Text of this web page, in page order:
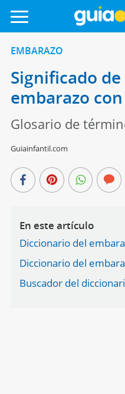
EMBARAZO
Significado
embarazo
Glosario de
Guiainfantil.com
En este artículo
Diccionario del
Diccionario del
Buscador del